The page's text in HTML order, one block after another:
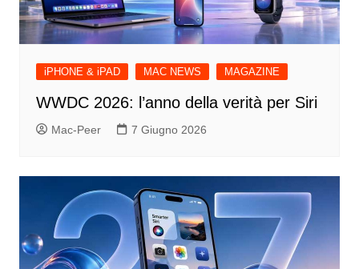
iPHONE & iPAD MAC NEWS MAGAZINE
WWDC 2026: l’anno della verità per Siri
Mac-Peer 7 Giugno 2026